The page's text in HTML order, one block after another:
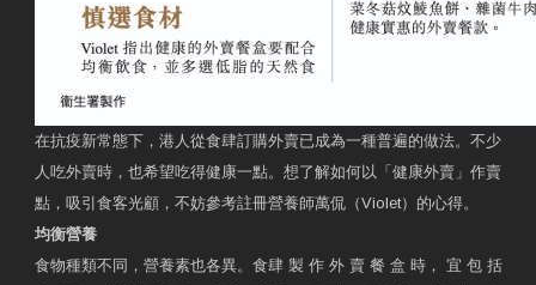
在抗疫新常態下，港人從食肆訂購外賣已成為一種普遍的做法。不少
人吃外賣時，也希望吃得健康一點。想了解如何以「健康外賣」作賣
點，吸引食客光顧，不妨參考註冊營養師萬侃（Violet）的心得。
均衡營養
食物種類不同，營養素也各異。食肆 製 作 外 賣 餐 盒 時， 宜 包 括